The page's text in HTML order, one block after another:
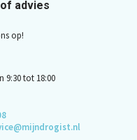
advies
op!
9:30 tot 18:00